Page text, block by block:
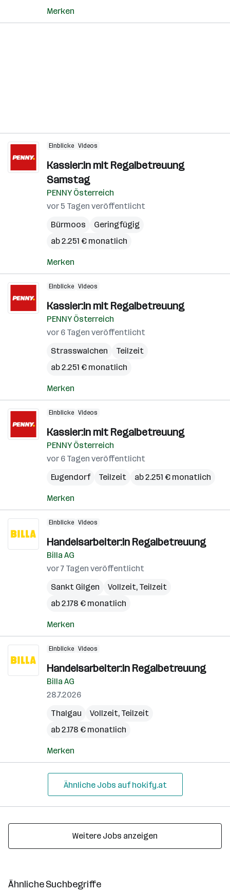
Merken
Einblicke Videos
Kassier:in mit Regalbetreuung
Samstag
PENNY Österreich
vor 5 Tagen veröffentlicht
Bürmoos
Geringfügig
ab 2.251 € monatlich
Merken
Einblicke Videos
Kassier:in mit Regalbetreuung
PENNY Österreich
vor 6 Tagen veröffentlicht
Strasswalchen
Teilzeit
ab 2.251 € monatlich
Merken
Einblicke Videos
Kassier:in mit Regalbetreuung
PENNY Österreich
vor 6 Tagen veröffentlicht
Eugendorf
Teilzeit ab 2.251 € monatlich
Merken
Einblicke Videos
Handelsarbeiter:in Regalbetreuung
Billa AG
vor 7 Tagen veröffentlicht
Sankt Gilgen
Vollzeit, Teilzeit
ab 2.178 € monatlich
Merken
Einblicke Videos
Handelsarbeiter:in Regalbetreuung
Billa AG
28.7.2026
Thalgau
Vollzeit, Teilzeit
ab 2.178 € monatlich
Merken
Ähnliche Jobs auf hokify.at
Weitere Jobs anzeigen
Ähnliche Suchbegriffe